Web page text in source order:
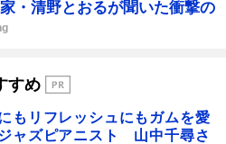
・清野とおるが聞いた衝撃の
すめ
もリフレッシュにもガムを愛
ャズピアニスト 山中千尋さ